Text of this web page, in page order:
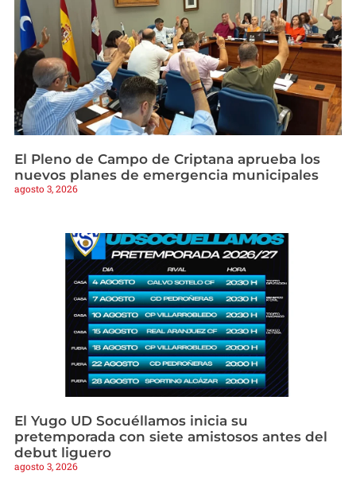
El Pleno de Campo de Criptana aprueba los
nuevos planes de emergencia municipales
agosto 3, 2026
El Yugo UD Socuéllamos inicia su
pretemporada con siete amistosos antes del
debut liguero
agosto 3, 2026